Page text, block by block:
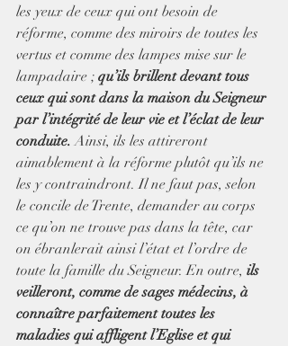
les yeux de ceux qui ont besoin de
réforme, comme des miroirs de toutes les
vertus et comme des lampes mise sur le
lampadaire ; qu’ils brillent devant tous
ceux qui sont dans la maison du Seigneur
par l’intégrité de leur vie et l’éclat de leur
conduite. Ainsi, ils les attireront
aimablement à la réforme plutôt qu’ils ne
les y contraindront. Il ne faut pas, selon
le concile de Trente, demander au corps
ce qu’on ne trouve pas dans la tête, car
on ébranlerait ainsi l’état et l’ordre de
toute la famille du Seigneur. En outre, ils
veilleront, comme de sages médecins, à
connaître parfaitement toutes les
maladies qui affligent l’Eglise et qui